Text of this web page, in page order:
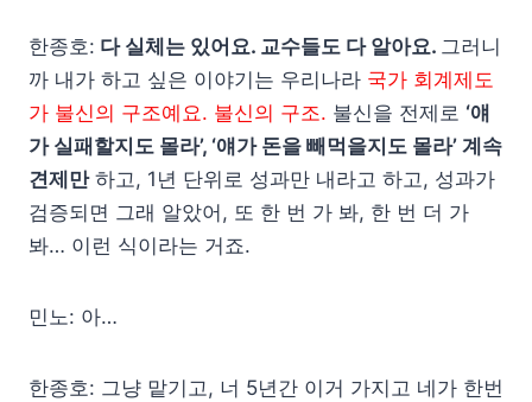
한종호: 다 실체는 있어요. 교수들도 다 알아요. 그러니
까 내가 하고 싶은 이야기는 우리나라 국가 회계제도
가 불신의 구조예요. 불신의 구조. 불신을 전제로 ‘얘
가 실패할지도 몰라’, ‘얘가 돈을 빼먹을지도 몰라’ 계속
견제만하고, 1년 단위로 성과만 내라고 하고, 성과가
검증되면 그래 알았어, 또 한 번 가 봐, 한 번 더 가
봐… 이런 식이라는 거죠.
민노: 아…
한종호: 그냥 맡기고, 너 5년간 이거 가지고 네가 한번